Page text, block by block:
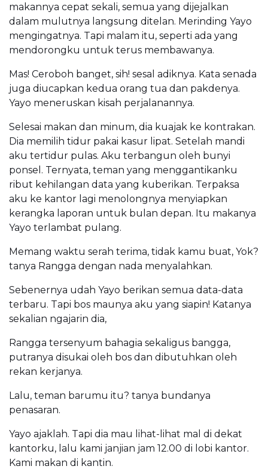
makannya cepat sekali, semua yang dijejalkan
dalam mulutnya langsung ditelan. Merinding Yayo
mengingatnya. Tapi malam itu, seperti ada yang
mendorongku untuk terus membawanya.
Mas! Ceroboh banget, sih! sesal adiknya. Kata senada
juga diucapkan kedua orang tua dan pakdenya.
Yayo meneruskan kisah perjalanannya.
Selesai makan dan minum, dia kuajak ke kontrakan.
Dia memilih tidur pakai kasur lipat. Setelah mandi
aku tertidur pulas. Aku terbangun oleh bunyi
ponsel. Ternyata, teman yang menggantikanku
ribut kehilangan data yang kuberikan. Terpaksa
aku ke kantor lagi menolongnya menyiapkan
kerangka laporan untuk bulan depan. Itu makanya
Yayo terlambat pulang.
Memang waktu serah terima, tidak kamu buat, Yok?
tanya Rangga dengan nada menyalahkan.
Sebenernya udah Yayo berikan semua data-data
terbaru. Tapi bos maunya aku yang siapin! Katanya
sekalian ngajarin dia,
Rangga tersenyum bahagia sekaligus bangga,
putranya disukai oleh bos dan dibutuhkan oleh
rekan kerjanya.
Lalu, teman barumu itu? tanya bundanya
penasaran.
Yayo ajaklah. Tapi dia mau lihat-lihat mal di dekat
kantorku, lalu kami janjian jam 12.00 di lobi kantor.
Kami makan di kantin.